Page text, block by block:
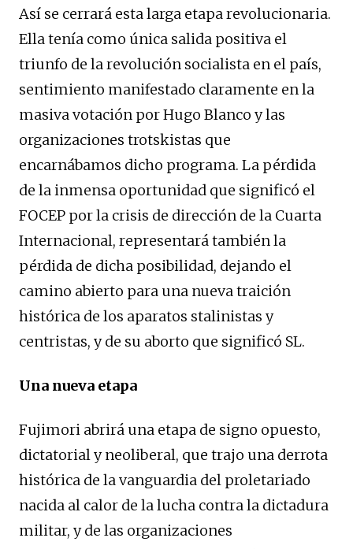
Así se cerrará esta larga etapa revolucionaria.
Ella tenía como única salida positiva el
triunfo de la revolución socialista en el país,
sentimiento manifestado claramente en la
masiva votación por Hugo Blanco y las
organizaciones trotskistas que
encarnábamos dicho programa. La pérdida
de la inmensa oportunidad que significó el
FOCEP por la crisis de dirección de la Cuarta
Internacional, representará también la
pérdida de dicha posibilidad, dejando el
camino abierto para una nueva traición
histórica de los aparatos stalinistas y
centristas, y de su aborto que significó SL.
Una nueva etapa
Fujimori abrirá una etapa de signo opuesto,
dictatorial y neoliberal, que trajo una derrota
histórica de la vanguardia del proletariado
nacida al calor de la lucha contra la dictadura
militar, y de las organizaciones